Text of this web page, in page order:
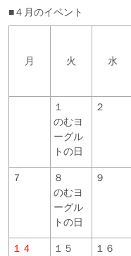
■４月のイベント
月 火 水
１
のむヨ
ーグル
トの日
２
７
８
のむヨ
ーグル
トの日
９
１４
１５
１６